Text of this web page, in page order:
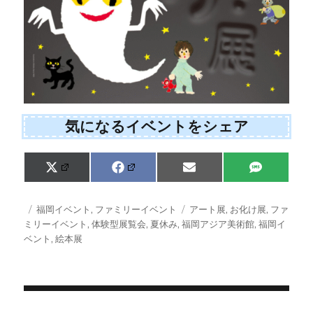
気になるイベントをシェア
Share
on
X
(
w
t
t
Share
on
F
a
e
o
Share
on
E
m
i
Share
on
S
M
投
稿
日:
カ
テ
ゴ
福岡イベント , ファミリーイベント
タ
グ
アート展, お化け展, ファ
ミリーイベント ,体験型展覧会, 夏休み,福岡アジア美術館,福岡イ
ベント ,絵本展